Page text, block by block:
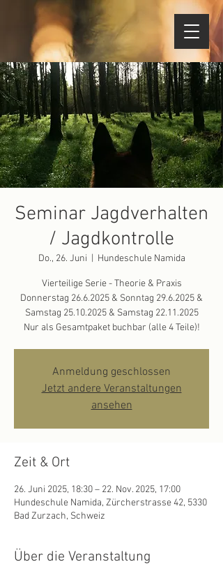
Seminar Jagdverhalten
/ Jagdkontrolle
Do., 26. Juni Hundeschule Namida
Vierteilige Serie - Theorie & Praxis
Donnerstag 26.6.2025 & Sonntag 29.6.2025 &
Samstag 25.10.2025 & Samstag 22.11.2025
Nur als Gesamtpaket buchbar (alle 4 Teile)!
Anmeldung geschlossen
Jetzt andere Veranstaltungen
ansehen
Zeit & Ort
26. Juni 2025, 18:30 – 22. Nov. 2025, 17:00
Hundeschule Namida, Zürcherstrasse 42, 5330
Bad Zurzach, Schweiz
Über die Veranstaltung